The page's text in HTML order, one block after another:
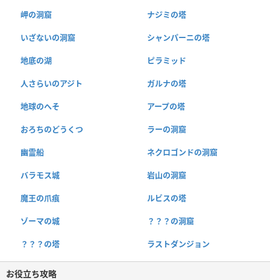
岬の洞窟 ナジミの塔
いざないの洞窟 シャンパーニの塔
地底の湖 ピラミッド
人さらいのアジト ガルナの塔
地球のへそ アープの塔
おろちのどうくつ ラーの洞窟
幽霊船 ネクロゴンドの洞窟
バラモス城 岩山の洞窟
魔王の爪痕 ルビスの塔
ゾーマの城 ？？？の洞窟
？？？の塔 ラストダンジョン
お役立ち攻略